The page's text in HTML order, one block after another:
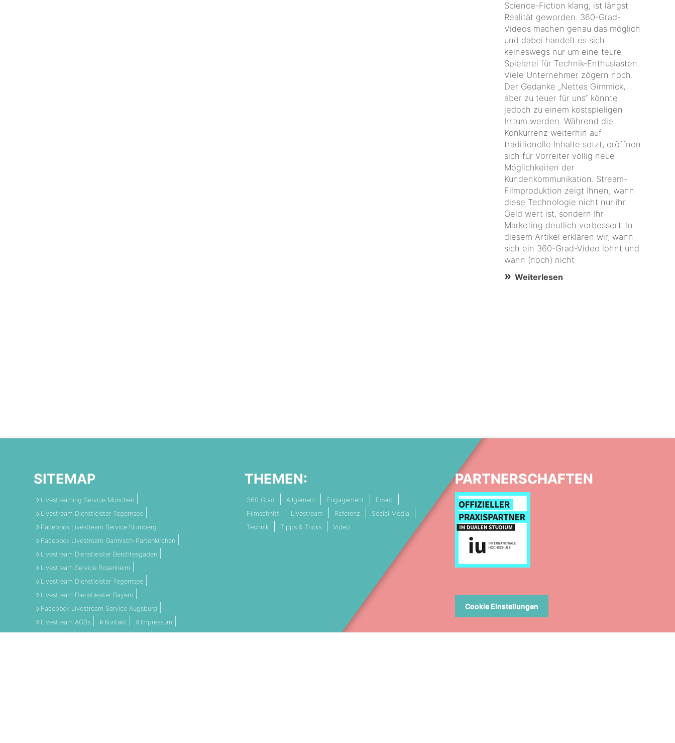
Science-Fiction klang, ist längst
Realität geworden. 360-Grad-
Videos machen genau das möglich
und dabei handelt es sich
keineswegs nur um eine teure
Spielerei für Technik-Enthusiasten.
Viele Unternehmer zögern noch.
Der Gedanke „Nettes Gimmick,
aber zu teuer für uns“ könnte
jedoch zu einem kostspieligen
Irrtum werden. Während die
Konkurrenz weiterhin auf
traditionelle Inhalte setzt, eröffnen
sich für Vorreiter völlig neue
Möglichkeiten der
Kundenkommunikation. Stream-
Filmproduktion zeigt Ihnen, wann
diese Technologie nicht nur ihr
Geld wert ist, sondern Ihr
Marketing deutlich verbessert. In
diesem Artikel erklären wir, wann
sich ein 360-Grad-Video lohnt und
wann (noch) nicht
Weiterlesen
SITEMAP
Livestreaming Service München
Livestream Dienstleister Tegernsee
Facebook Livestream Service Nürnberg
Facebook Livestream Garmisch-Partenkirchen
Livestream Dienstleister Berchtesgaden
Livestream Service Rosenheim
Livestream Dienstleister Tegernsee
Livestream Dienstleister Bayern
Facebook Livestream Service Augsburg
Livestream AGBs
Kontakt
Impressum
THEMEN:
360 Grad Allgemein Engagement
Event
Filmschnitt
Livestream Referenz
Social Media
Technik
Tipps & Tricks Video
PARTNERSCHAFTEN
Cookie Einstellungen